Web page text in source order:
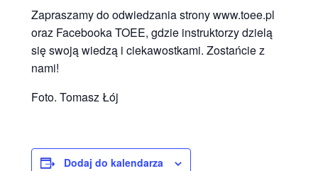
Zapraszamy do odwiedzania strony www.toee.pl
oraz Facebooka TOEE, gdzie instruktorzy dzielą
się swoją wiedzą i ciekawostkami. Zostańcie z
nami!
Foto. Tomasz Łój
Dodaj do kalendarza